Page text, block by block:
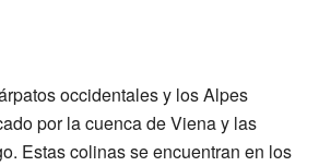
occidentales y los Alpes
por la cuenca de Viena y las
Estas colinas se encuentran en los